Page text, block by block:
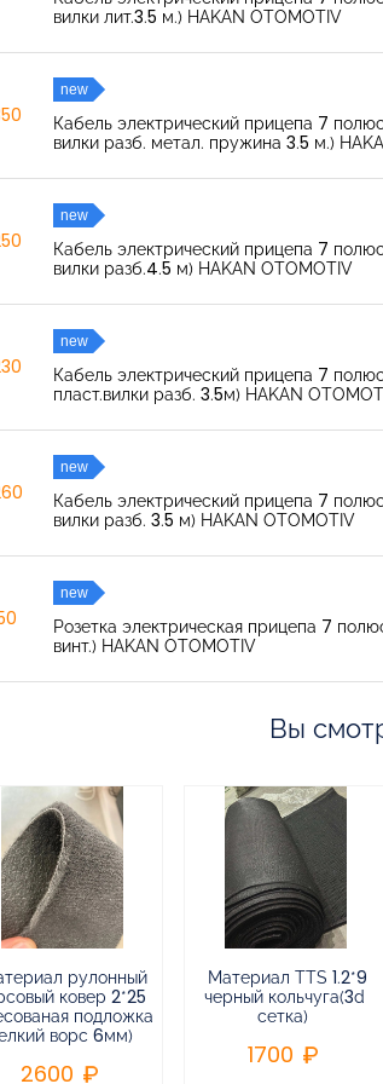
вилки лит.3.5 м.) HAKAN OTOMOTIV
new
Кабель электрический прицепа 7
вилки разб. метал. пружина 3.5 м.)
new
Кабель электрический прицепа 7
вилки разб.4.5 м) HAKAN OTOMOTIV
new
Кабель электрический прицепа 7
пласт.вилки разб. 3.5м) HAKAN
new
Кабель электрический прицепа 7
вилки разб. 3.5 м) HAKAN OTOMOTIV
new
Розетка электрическая прицепа 7
винт.) HAKAN OTOMOTIV
Вы
рулонный
ковер 2*25
подложка
ворс 6мм)
2600
Материал TTS 1.2*9
черный кольчуга(3d
сетка)
1700